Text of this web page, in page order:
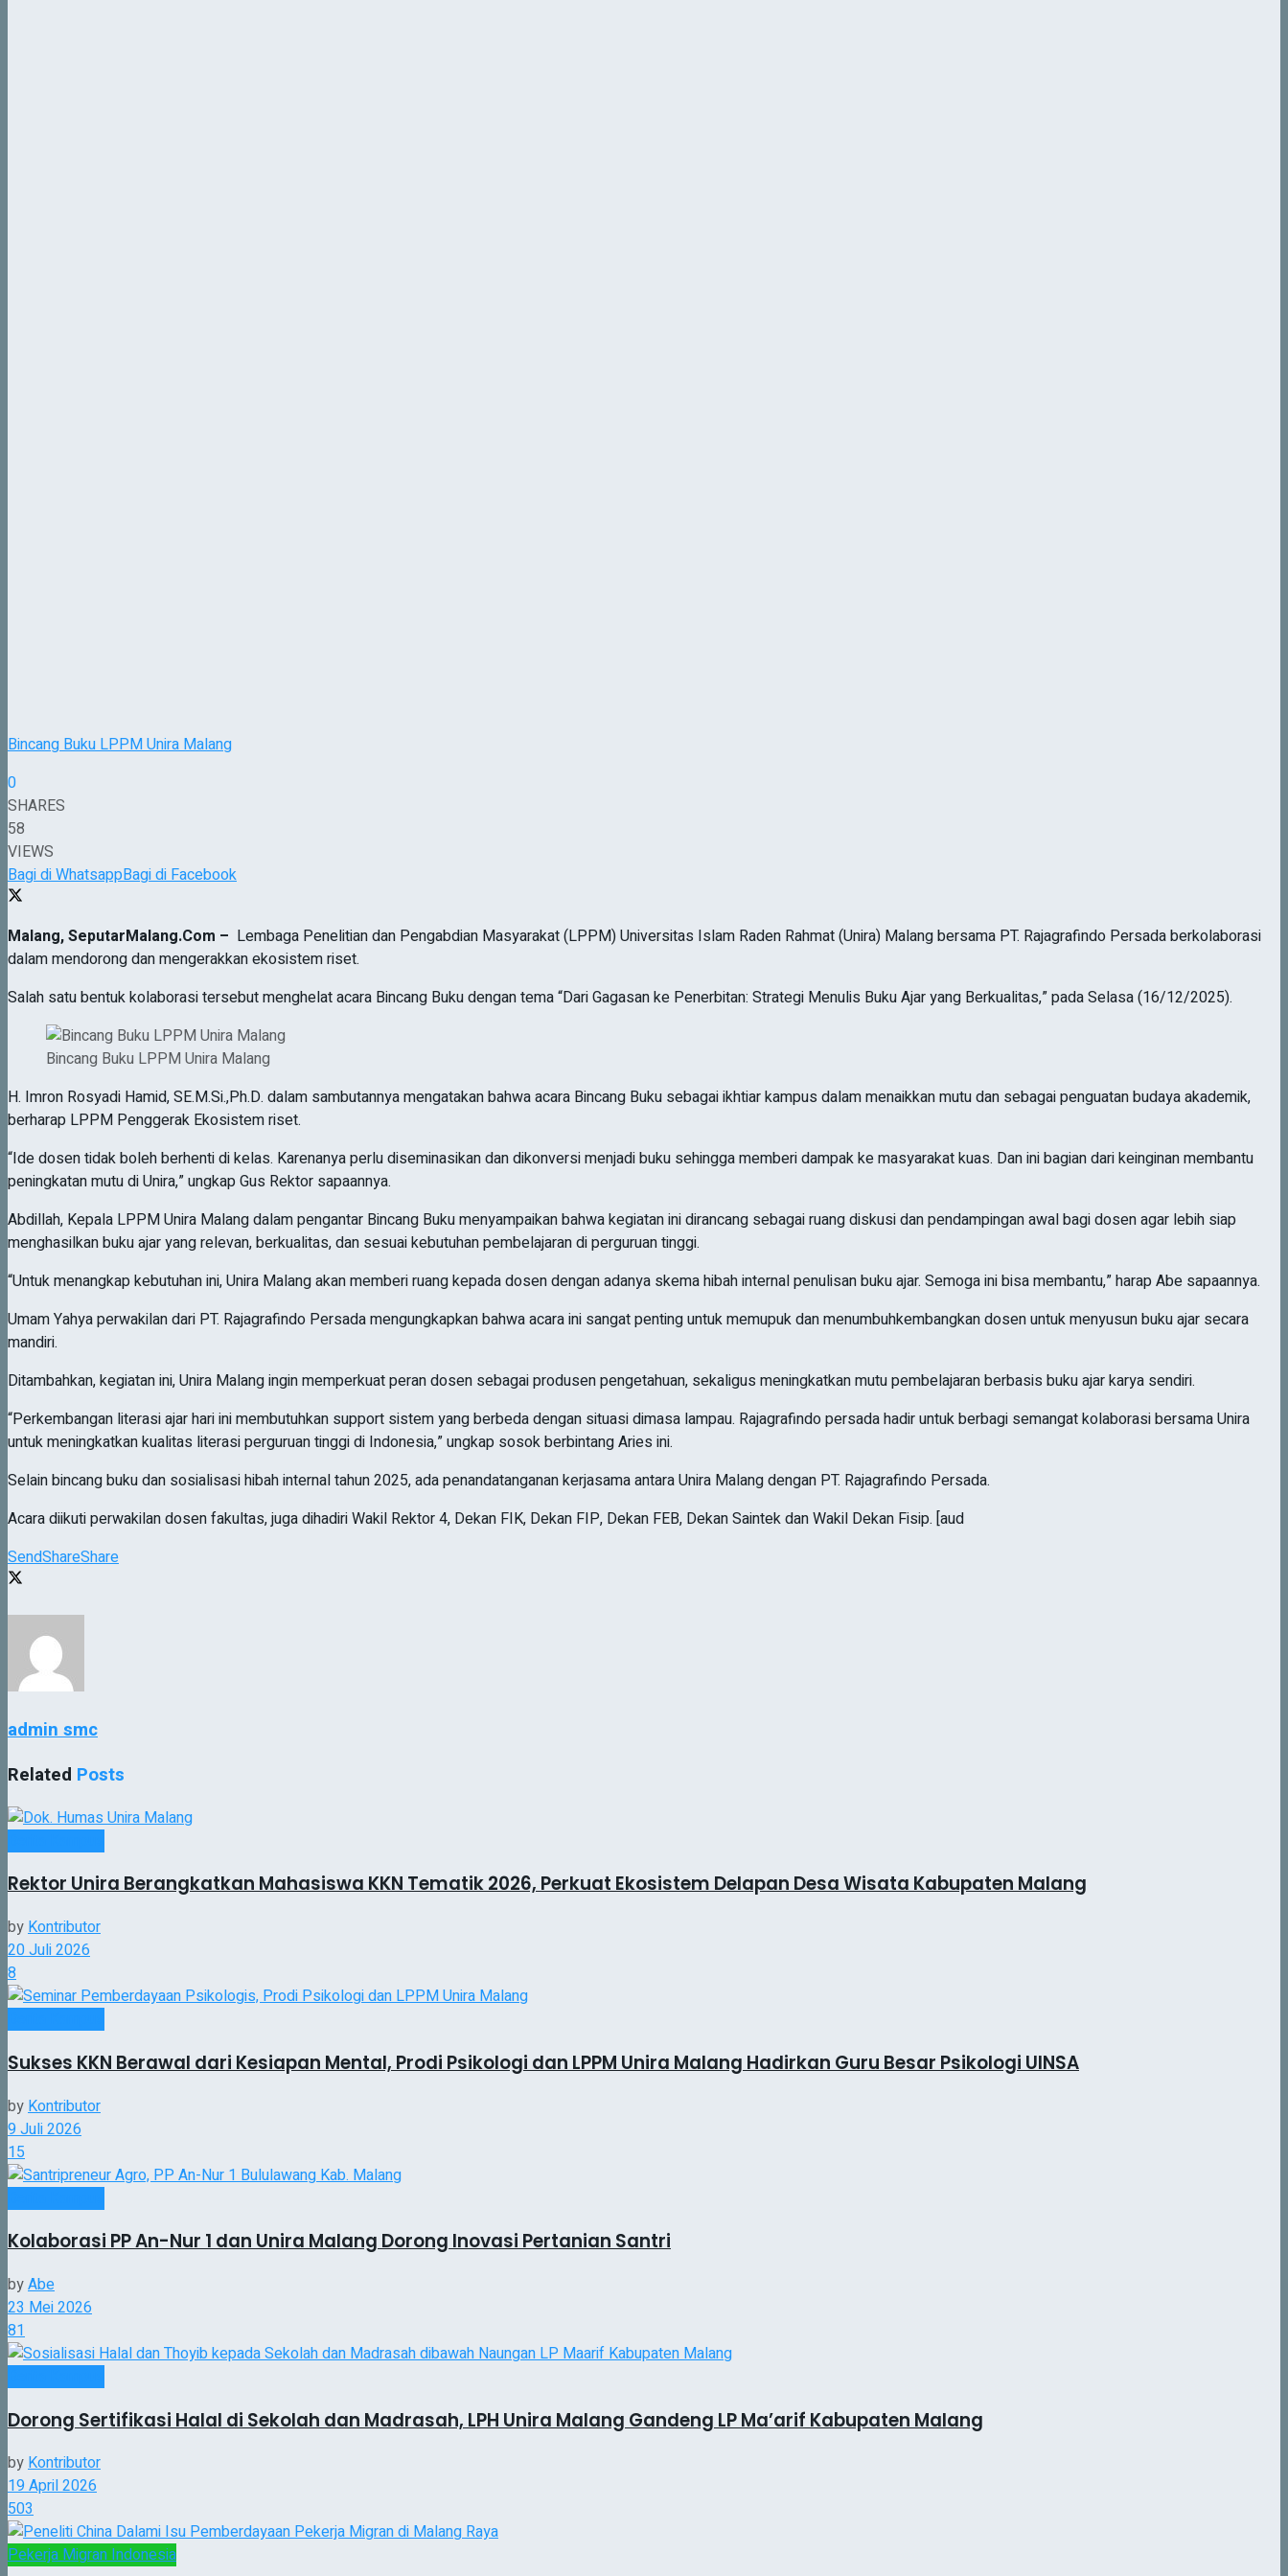
Bincang Buku LPPM Unira Malang
0
SHARES
58
VIEWS
Bagi di WhatsappBagi di Facebook
Malang, SeputarMalang.Com – Lembaga Penelitian dan Pengabdian Masyarakat (LPPM) Universitas Islam Raden Rahmat (Unira) Malang bersama PT. Rajagrafindo Persada berkolaborasi
dalam mendorong dan mengerakkan ekosistem riset.
Salah satu bentuk kolaborasi tersebut menghelat acara Bincang Buku dengan tema “Dari Gagasan ke Penerbitan: Strategi Menulis Buku Ajar yang Berkualitas,” pada Selasa (16/12/2025).
Bincang Buku LPPM Unira Malang
H. Imron Rosyadi Hamid, SE.M.Si.,Ph.D. dalam sambutannya mengatakan bahwa acara Bincang Buku sebagai ikhtiar kampus dalam menaikkan mutu dan sebagai penguatan budaya akademik,
berharap LPPM Penggerak Ekosistem riset.
“Ide dosen tidak boleh berhenti di kelas. Karenanya perlu diseminasikan dan dikonversi menjadi buku sehingga memberi dampak ke masyarakat kuas. Dan ini bagian dari keinginan membantu
peningkatan mutu di Unira,” ungkap Gus Rektor sapaannya.
Abdillah, Kepala LPPM Unira Malang dalam pengantar Bincang Buku menyampaikan bahwa kegiatan ini dirancang sebagai ruang diskusi dan pendampingan awal bagi dosen agar lebih siap
menghasilkan buku ajar yang relevan, berkualitas, dan sesuai kebutuhan pembelajaran di perguruan tinggi.
“Untuk menangkap kebutuhan ini, Unira Malang akan memberi ruang kepada dosen dengan adanya skema hibah internal penulisan buku ajar. Semoga ini bisa membantu,” harap Abe sapaannya.
Umam Yahya perwakilan dari PT. Rajagrafindo Persada mengungkapkan bahwa acara ini sangat penting untuk memupuk dan menumbuhkembangkan dosen untuk menyusun buku ajar secara
mandiri.
Ditambahkan, kegiatan ini, Unira Malang ingin memperkuat peran dosen sebagai produsen pengetahuan, sekaligus meningkatkan mutu pembelajaran berbasis buku ajar karya sendiri.
“Perkembangan literasi ajar hari ini membutuhkan support sistem yang berbeda dengan situasi dimasa lampau. Rajagrafindo persada hadir untuk berbagi semangat kolaborasi bersama Unira
untuk meningkatkan kualitas literasi perguruan tinggi di Indonesia,” ungkap sosok berbintang Aries ini.
Selain bincang buku dan sosialisasi hibah internal tahun 2025, ada penandatanganan kerjasama antara Unira Malang dengan PT. Rajagrafindo Persada.
Acara diikuti perwakilan dosen fakultas, juga dihadiri Wakil Rektor 4, Dekan FIK, Dekan FIP, Dekan FEB, Dekan Saintek dan Wakil Dekan Fisip. [aud
SendShareShare
admin smc
Related Posts
Rektor Unira Berangkatkan Mahasiswa KKN Tematik 2026, Perkuat Ekosistem Delapan Desa Wisata Kabupaten Malang
byKontributor
20 Juli 2026
8
Sukses KKN Berawal dari Kesiapan Mental, Prodi Psikologi dan LPPM Unira Malang Hadirkan Guru Besar Psikologi UINSA
by Kontributor
9 Juli 2026
15
Kolaborasi PP An-Nur 1 dan Unira Malang Dorong Inovasi Pertanian Santri
byAbe
23 Mei 2026
81
Dorong Sertifikasi Halal di Sekolah dan Madrasah, LPH Unira Malang Gandeng LP Ma’arif Kabupaten Malang
byKontributor
19 April 2026
503
Pekerja Migran Indonesia